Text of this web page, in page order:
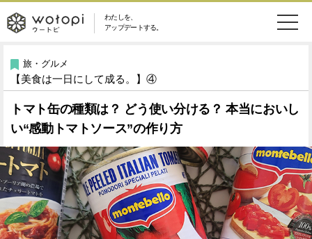
わたしを、
アップデートする。
wotopi
-
ウ
ー
ト
ピ
メ
ュ
ー
恋愛・結婚
美容・コスメ 妊娠・出産
健康
ライフスタイル ファッション
ソーシャル SDGs
アイテム
旅・グルメ
【美食は一日にして成る。】④
トマト缶の種類は？ どう使い分ける？ 本当においし
い“感動トマトソース”の作り方